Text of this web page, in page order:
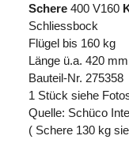
Schere 400 V160
Schliessbock
Flügel bis 160 kg
Länge ü.a. 420
Bauteil-Nr. 275358
1 Stück siehe
Quelle: Schüco
( Schere 130 kg